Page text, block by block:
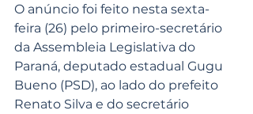
O anúncio foi feito nesta sexta-
feira (26) pelo primeiro-secretário
da Assembleia Legislativa do
Paraná, deputado estadual Gugu
Bueno (PSD), ao lado do prefeito
Renato Silva e do secretário